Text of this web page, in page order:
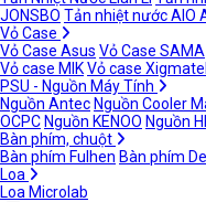
JONSBO Tản nhiệt nước AIO
Vỏ Case
Vỏ Case Asus Vỏ Case SAMA
Vỏ case MIKVỏ case
PSU - Nguồn Máy Tính
Nguồn Antec Nguồn Cooler
OCPC Nguồn KENOO Nguồn
Bàn phím, chuột
Bàn phím Fulhen Bàn phím Dell
Loa
Loa Microlab